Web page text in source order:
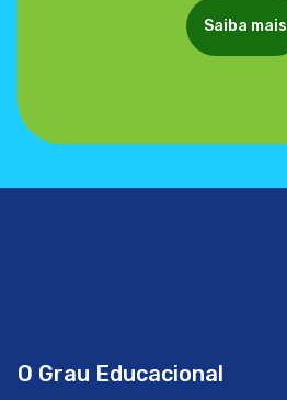
Saiba mais
O Grau Educacional